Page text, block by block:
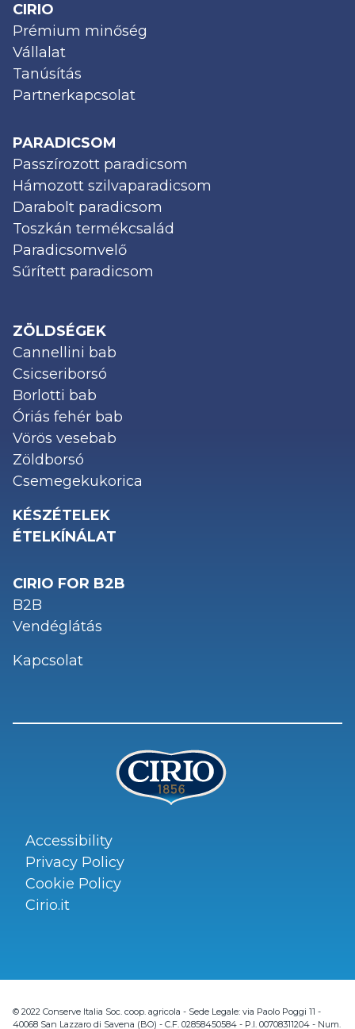
CIRIO
Prémium minőség
Vállalat
Tanúsítás
Partnerkapcsolat
PARADICSOM
Passzírozott paradicsom
Hámozott szilvaparadicsom
Darabolt paradicsom
Toszkán termékcsalád
Paradicsomvelő
Sűrített paradicsom
ZÖLDSÉGEK
Cannellini bab
Csicseriborsó
Borlotti bab
Óriás fehér bab
Vörös vesebab
Zöldborsó
Csemegekukorica
KÉSZÉTELEK
ÉTELKÍNÁLAT
CIRIO FOR B2B
B2B
Vendéglátás
Kapcsolat
Accessibility
Privacy Policy
Cookie Policy
Cirio.it
© 2022 Conserve Italia Soc. coop. agricola - Sede Legale: via Paolo Poggi 11 -
40068 San Lazzaro di Savena (BO) - C.F. 02858450584 - P.I. 00708311204 - Num.